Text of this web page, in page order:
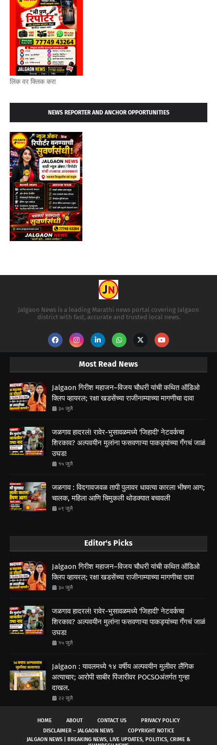
लिंक वर क्लिक करा
NEWS REPORTER AND ANCHOR OPPORTUNITIES
Jalgaon News is a leading Marathi news portal covering Jalgaon
district with fast, accurate and trusted local news.
Most Read News
Jalgaon गिरीश महाजन–विजय चौधरी यांची कथित ऑडिओ
क्लिप व्हायरल; रक्षा खडसेंच्या राजीनाम्याच्या मागणीचा दावा
३० जुलै
जळगाव हादरलं! रावेर-भुसावळमध्ये 'जिहादी' नेटवर्कचा
शिरकाव? अल्पवयीन मुलांना फसवणाऱ्या पाकड्यांच्या गँगचं जाळं
उघड!
१५ जुलै
जळगाव : विदगावजवळ तापी पुलावर धावत्या कारला भीषण आग;
चालक, महिला आणि चिमुकली थोडक्यात बचावली
०९ जुलै
Editor's Picks
Jalgaon गिरीश महाजन–विजय चौधरी यांची कथित ऑडिओ
क्लिप व्हायरल; रक्षा खडसेंच्या राजीनाम्याच्या मागणीचा दावा
३० जुलै
जळगाव हादरलं! रावेर-भुसावळमध्ये 'जिहादी' नेटवर्कचा
शिरकाव? अल्पवयीन मुलांना फसवणाऱ्या पाकड्यांच्या गँगचं जाळं
उघड!
१५ जुलै
Jalgaon : यावलमध्ये १४ वर्षीय अल्पवयीन मुलीवर लैंगिक
अत्याचार; आरोपी साबीर पिंजारीवर POCSOअंतर्गत गुन्हा
दाखल.
२२ जुलै
HOME ABOUT CONTACT US
PRIVACY POLICY
DISCLAIMER – JALGAON NEWS
COPYRIGHT NOTICE
JALGAON NEWS | BREAKING NEWS, LIVE UPDATES, POLITICS, CRIME &